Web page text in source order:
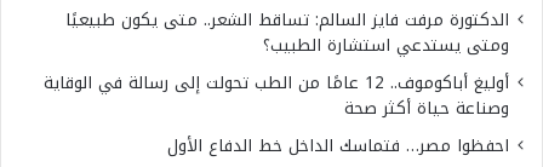
الدكتورة مرفت فايز السالم: تساقط الشعر.. متى يكون طبيعيًا
ومتى يستدعي استشارة الطبيب؟
أوليغ أباكوموف.. 12 عامًا من الطب تحولت إلى رسالة في الوقاية
وصناعة حياة أكثر صحة
احفظوا مصر… فتماسك الداخل خط الدفاع الأول